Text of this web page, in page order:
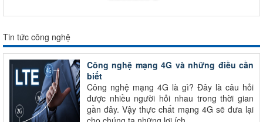
Tin tức công nghệ
Công nghệ mạng 4G và những điều cần
biết
Công nghệ mạng 4G là gì? Đây là câu hỏi
được nhiều người hỏi nhau trong thời gian
gần đây. Vậy thực chất mạng 4G sẽ đưa lại